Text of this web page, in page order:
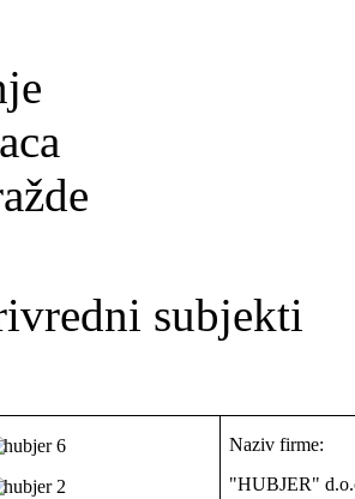
subjekti
Naziv firme:
"HUBJER"